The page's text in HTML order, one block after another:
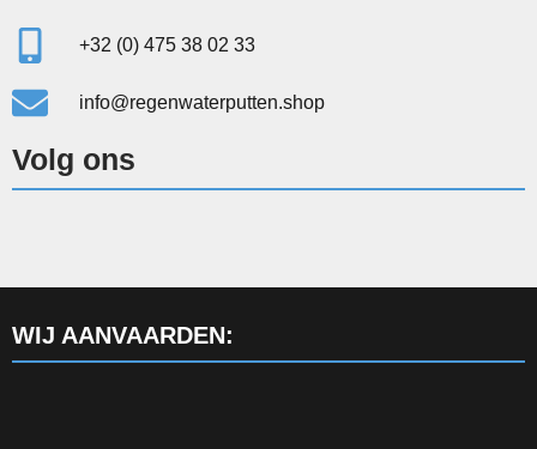
+32 (0) 475 38 02 33
info@regenwaterputten.shop
Volg ons
WIJ AANVAARDEN: